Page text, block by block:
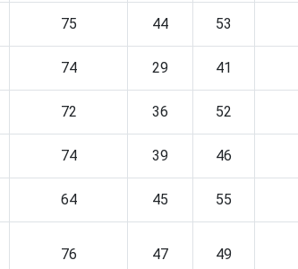
75 44 53
74 29 41
72 36 52
74 39 46
64 45 55
76 47 49